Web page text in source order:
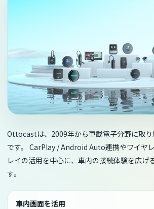
Ottocastは、2009年から車載電子分野に取り
です。 CarPlay / Android Auto連携やワイヤ
レイの活用を中心に、車内の接続体験を広げ
す。
車内画面を活用